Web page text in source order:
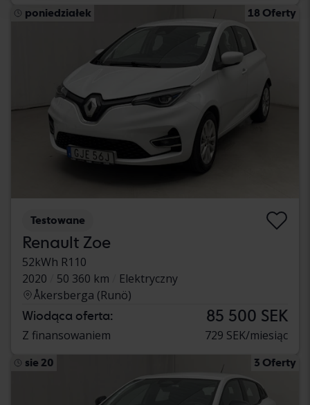
poniedziałek 18 Oferty
Testowane
Renault Zoe
52kWh R110
2020
50 360 km
Elektryczny
Åkersberga (Runö)
Wiodąca oferta: 85 500 SEK
Z finansowaniem 729 SEK/miesiąc
sie 20 3 Oferty